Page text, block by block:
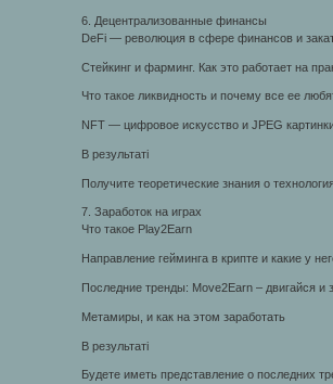
6. Децентрализованные финансы
DeFi — революция в сфере финансов и
Стейкинг и фарминг. Как это работает на
Что такое ликвидность и почему все ее
NFT — цифровое искусство и JPEG
В результаті
Получите теоретические знания о
7. Заработок на играх
Что такое Play2Earn
Направление гейминга в крипте и какие у
Последние тренды: Move2Earn – двигайся и
Метамиры, и как на этом заработать
В результаті
Будете иметь представление о последних